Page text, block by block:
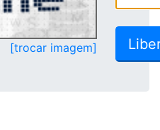
[trocar imagem]